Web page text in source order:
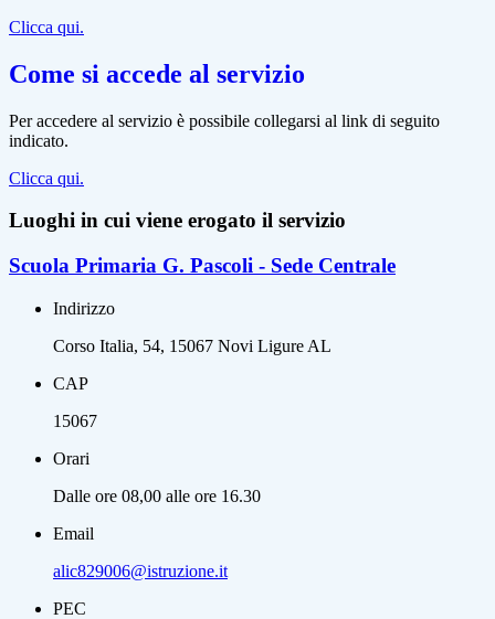
Clicca qui.
Come si accede al servizio
Per accedere al servizio è possibile collegarsi al link di seguito
indicato.
Clicca qui.
Luoghi in cui viene erogato il servizio
Scuola Primaria G. Pascoli - Sede Centrale
Indirizzo
Corso Italia, 54, 15067 Novi Ligure AL
CAP
15067
Orari
Dalle ore 08,00 alle ore 16.30
Email
alic829006@istruzione.it
PEC